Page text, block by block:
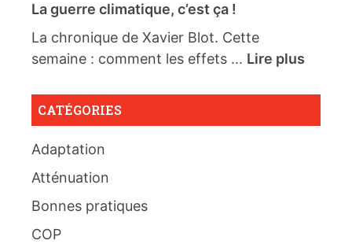
La guerre climatique, c’est ça !
La chronique de Xavier Blot. Cette
semaine : comment les effets ... Lire plus
CATÉGORIES
Adaptation
Atténuation
Bonnes pratiques
COP